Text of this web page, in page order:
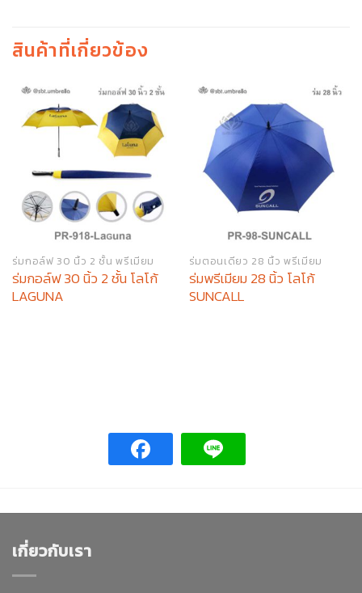
สินค้าที่เกี่ยวข้อง
ร่มกอล์ฟ 30 นิ้ว 2 ชั้น พรีเมียม
ร่มกอล์ฟ 30 นิ้ว 2 ชั้น โลโก้
LAGUNA
ร่มตอนเดียว 28 นิ้ว พรีเมียม
ร่มพรีเมียม 28 นิ้ว โลโก้
SUNCALL
เกี่ยวกับเรา